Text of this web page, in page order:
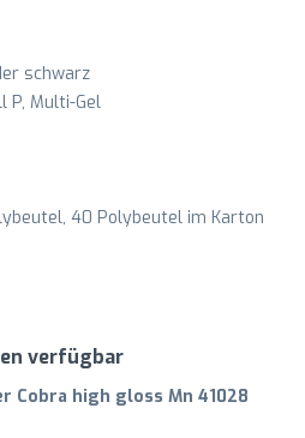
schwarz
P, Multi-Gel
40 Polybeutel im Karton
verfügbar
Cobra high gloss Mn 41028